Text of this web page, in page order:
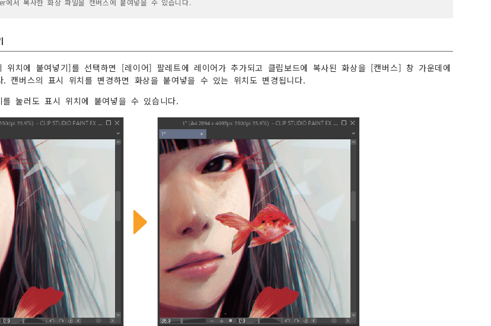
에서 복사한 화상 파일을 캔버스에 붙여넣을 수 있습니다.
치에 붙여넣기]를 선택하면 [레이어] 팔레트에 레이어가 추가되고 클립보드에 복사된 화상을 [캔버스] 창 가운데에
. 캔버스의 표시 위치를 변경하면 화상을 붙여넣을 수 있는 위치도 변경됩니다.
눌러도 표시 위치에 붙여넣을 수 있습니다.